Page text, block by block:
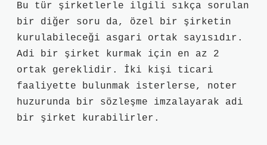
Bu tür şirketlerle ilgili sıkça sorulan
bir diğer soru da, özel bir şirketin
kurulabileceği asgari ortak sayısıdır.
Adi bir şirket kurmak için en az 2
ortak gereklidir. İki kişi ticari
faaliyette bulunmak isterlerse, noter
huzurunda bir sözleşme imzalayarak adi
bir şirket kurabilirler.